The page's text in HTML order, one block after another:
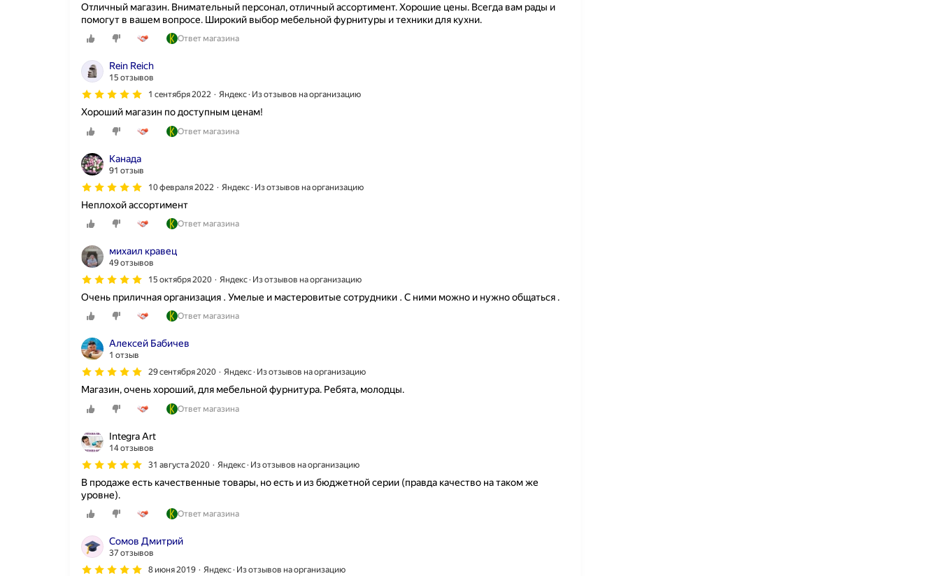
Отличный магазин. Внимательный персонал, отличный ассортимент. Хорошие цены. Всегда вам рады и
помогут в вашем вопросе. Широкий выбор мебельной фурнитуры и техники для кухни.
Ответ магазина
Rein Reich
15 отзывов
1 сентября 2022
Яндекс · Из отзывов на организацию
Хороший магазин по доступным ценам!
Ответ магазина
Канада
91 отзыв
10 февраля 2022
Яндекс · Из отзывов на организацию
Неплохой ассортимент
Ответ магазина
михаил кравец
49 отзывов
15 октября 2020
Яндекс · Из отзывов на организацию
Очень приличная организация . Умелые и мастеровитые сотрудники . С ними можно и нужно общаться .
Ответ магазина
Алексей Бабичев
1 отзыв
29 сентября 2020
Яндекс · Из отзывов на организацию
Магазин, очень хороший, для мебельной фурнитура. Ребята, молодцы.
Ответ магазина
Integra Art
14 отзывов
31 августа 2020
Яндекс · Из отзывов на организацию
В продаже есть качественные товары, но есть и из бюджетной серии (правда качество на таком же
уровне).
Ответ магазина
Сомов Дмитрий
37 отзывов
8 июня 2019
Яндекс · Из отзывов на организацию